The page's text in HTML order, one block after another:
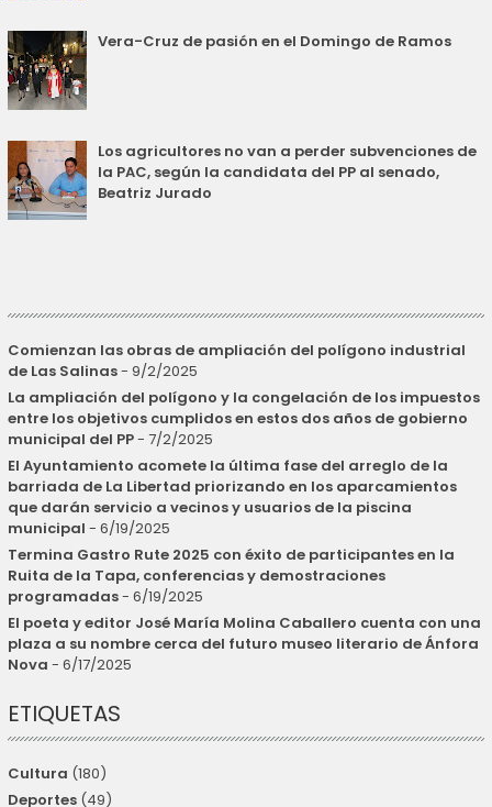
Vera-Cruz de pasión en el Domingo de Ramos
Los agricultores no van a perder subvenciones de
la PAC, según la candidata del PP al senado,
Beatriz Jurado
Comienzan las obras de ampliación del polígono industrial
de Las Salinas- 9/2/2025
La ampliación del polígono y la congelación de los impuestos
entre los objetivos cumplidos en estos dos años de gobierno
municipal del PP- 7/2/2025
El Ayuntamiento acomete la última fase del arreglo de la
barriada de La Libertad priorizando en los aparcamientos
que darán servicio a vecinos y usuarios de la piscina
municipal - 6/19/2025
Termina Gastro Rute 2025 con éxito de participantes en la
Ruita de la Tapa, conferencias y demostraciones
programadas- 6/19/2025
El poeta y editor José María Molina Caballero cuenta con una
plaza a su nombre cerca del futuro museo literario de Ánfora
Nova - 6/17/2025
ETIQUETAS
Cultura (180)
Deportes (49)